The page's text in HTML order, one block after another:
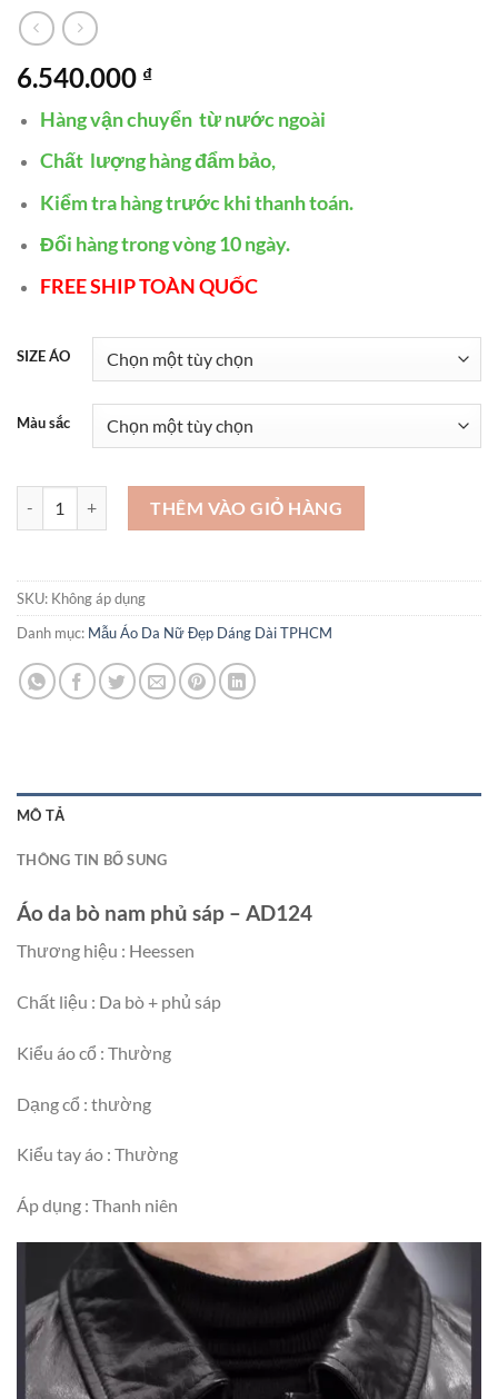
6.540.000 ₫
Hàng vận chuyển từ nước ngoài
Chất lượng hàng đẩm bảo,
Kiểm tra hàng trước khi thanh toán.
Đổi hàng trong vòng 10 ngày.
FREE SHIP TOÀN QUỐC
SIZE ÁO
Màu sắc
Áo da bò nam phủ sáp - AD124 số lượng
THÊM VÀO GIỎ HÀNG
SKU: Không áp dụng
Danh mục: Mẫu Áo Da Nữ Đẹp Dáng Dài TPHCM
MÔ TẢ
THÔNG TIN BỔ SUNG
Áo da bò nam phủ sáp – AD124
Thương hiệu : Heessen
Chất liệu : Da bò + phủ sáp
Kiểu áo cổ : Thường
Dạng cổ : thường
Kiểu tay áo : Thường
Áp dụng : Thanh niên